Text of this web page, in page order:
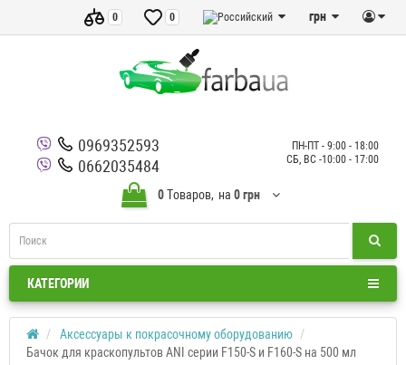
грн
0
0
0969352593
0662035484
ПН-ПТ - 9:00 - 18:00
СБ, ВС -10:00 - 17:00
0Tоваров, на 0 грн
КАТЕГОРИИ
Аксессуары к покрасочному оборудованию
Бачок для краскопультов ANI серии F150-S и F160-S на 500 мл